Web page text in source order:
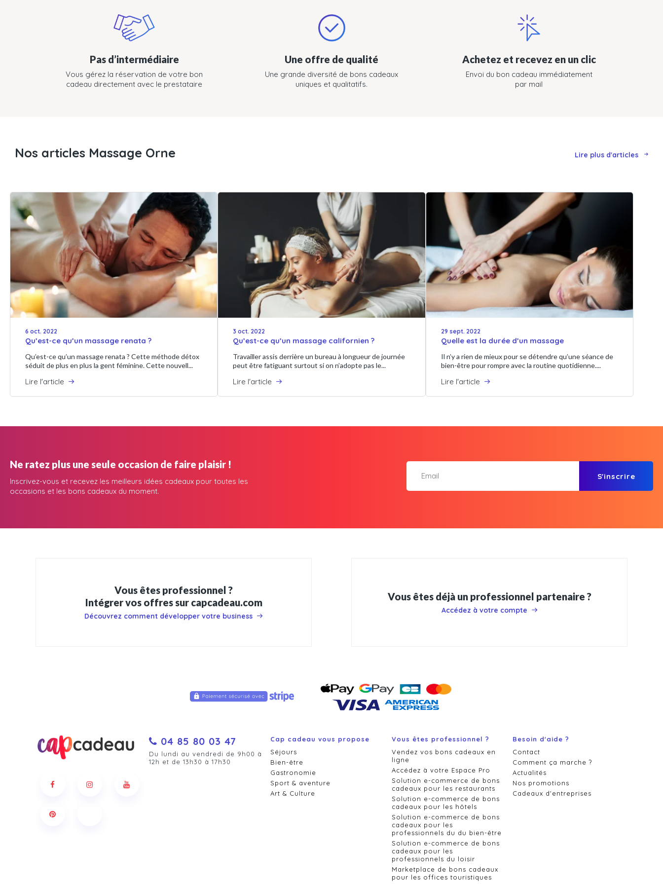
Pas d’intermédiaire
Vous gérez la réservation de votre bon
cadeau directement avec le prestataire
Une offre de qualité
Une grande diversité de bons cadeaux
uniques et qualitatifs.
Achetez et recevez en un clic
Envoi du bon cadeau immédiatement
par mail
Nos articles Massage Orne Lire plus d'articles
6 oct. 2022
Qu’est-ce qu’un massage renata ?
Qu’est-ce qu’un massage renata ? Cette méthode détox
séduit de plus en plus la gent féminine. Cette nouvell...
Lire l'article
3 oct. 2022
Qu’est-ce qu’un massage californien ?
Travailler assis derrière un bureau à longueur de journée
peut être fatiguant surtout si on n’adopte pas le...
Lire l'article
29 sept. 2022
Quelle est la durée d’un massage
Il n’y a rien de mieux pour se détendre qu’une séance de
bien-être pour rompre avec la routine quotidienne....
Lire l'article
Ne ratez plus une seule occasion de faire plaisir !
Inscrivez-vous et recevez les meilleurs idées cadeaux pour toutes les
occasions et les bons cadeaux du moment.
S'inscrire
Vous êtes professionnel ?
Intégrer vos offres sur capcadeau.com
Découvrez comment développer votre business
Vous êtes déjà un professionnel partenaire ?
Accédez à votre compte
04 85 80 03 47
Du lundi au vendredi de 9h00 à
12h et de 13h30 à 17h30
Cap cadeau vous propose
Séjours
Bien-être
Gastronomie
Sport & aventure
Art & Culture
Vous êtes professionnel ?
Vendez vos bons cadeaux en
ligne
Accédez à votre Espace Pro
Solution e-commerce de bons
cadeaux pour les restaurants
Solution e-commerce de bons
cadeaux pour les hôtels
Solution e-commerce de bons
cadeaux pour les
professionnels du du bien-être
Solution e-commerce de bons
cadeaux pour les
professionnels du loisir
Marketplace de bons cadeaux
pour les offices touristiques
Besoin d'aide ?
Contact
Comment ça marche ?
Actualités
Nos promotions
Cadeaux d'entreprises